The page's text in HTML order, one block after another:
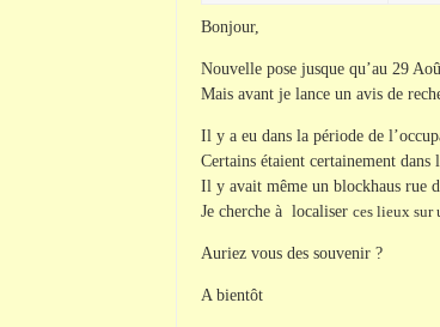
Bonjour,
Nouvelle pose jusque qu’au 29
Mais avant je lance un avis de
Il y a eu dans la période de
Certains étaient certainement
Il y avait même un blockhaus rue
Je cherche à localiser ces lieux sur
Auriez vous des souvenir ?
A bientôt